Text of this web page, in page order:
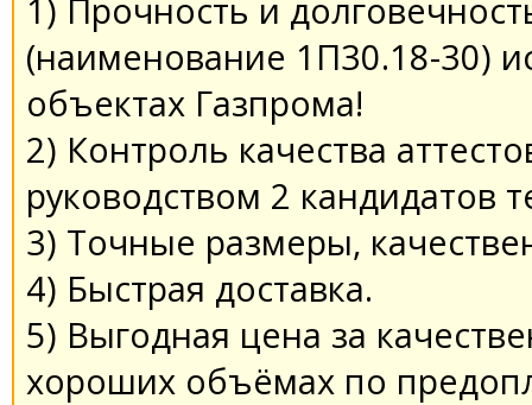
1) Прочность и
(наименование 1П30.18-30)
объектах Газпрома!
2) Контроль качества
руководством 2 кандидатов
3) Точные размеры,
4) Быстрая доставка.
5) Выгодная цена за
хороших объёмах по